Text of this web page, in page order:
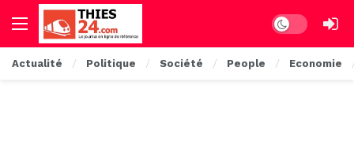
Dark mode
Actualité Politique Société People Economie